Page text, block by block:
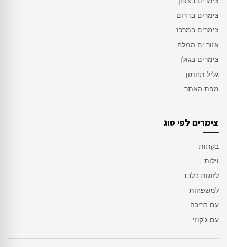
צימרים בדרום
צימרים במרכז
אזור ים המלח
צימרים בגולן
גליל תחתון
מפת האתר
צימרים לפי סוג
בקתות
וילות
לזוגות בלבד
למשפחות
עם בריכה
עם ג'קוזי